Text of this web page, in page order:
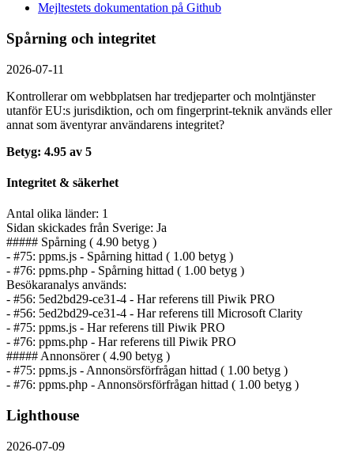
Mejltestets dokumentation på Github
Spårning och integritet
2026-07-11
Kontrollerar om webbplatsen har tredjeparter och molntjänster
utanför EU:s jurisdiktion, och om fingerprint-teknik används eller
annat som äventyrar användarens integritet?
Betyg: 4.95 av 5
Integritet & säkerhet
Antal olika länder: 1
Sidan skickades från Sverige: Ja
##### Spårning ( 4.90 betyg )
- #75: ppms.js - Spårning hittad ( 1.00 betyg )
- #76: ppms.php - Spårning hittad ( 1.00 betyg )
Besökaranalys används:
- #56: 5ed2bd29-ce31-4 - Har referens till Piwik PRO
- #56: 5ed2bd29-ce31-4 - Har referens till Microsoft Clarity
- #75: ppms.js - Har referens till Piwik PRO
- #76: ppms.php - Har referens till Piwik PRO
##### Annonsörer ( 4.90 betyg )
- #75: ppms.js - Annonsörs­förfrågan hittad ( 1.00 betyg )
- #76: ppms.php - Annonsörs­förfrågan hittad ( 1.00 betyg )
Lighthouse
2026-07-09